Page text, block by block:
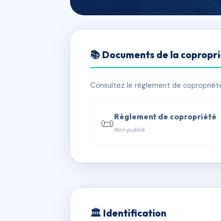
CLOS DES
📍 13 r aristide briand 54500
📞 Contacter Syndic Digital
📚 Documents de la
Consultez le règlement de
📜Règlement de copropriété
Non publié
🏛 Identification